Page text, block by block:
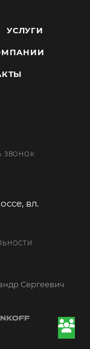
УСЛУГИ
ЗВОНОК
вл.
Сергеевич